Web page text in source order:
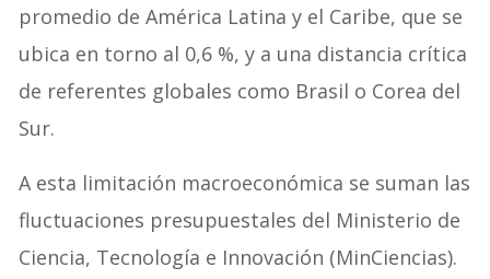
promedio de América Latina y el Caribe, que se
ubica en torno al 0,6 %, y a una distancia crítica
de referentes globales como Brasil o Corea del
Sur.
A esta limitación macroeconómica se suman las
fluctuaciones presupuestales del Ministerio de
Ciencia, Tecnología e Innovación (MinCiencias).